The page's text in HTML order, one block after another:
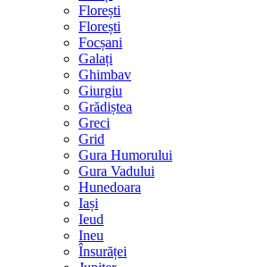
Florești
Florești
Focșani
Galați
Ghimbav
Giurgiu
Grădiștea
Greci
Grid
Gura Humorului
Gura Vadului
Hunedoara
Iași
Ieud
Ineu
Însurăței